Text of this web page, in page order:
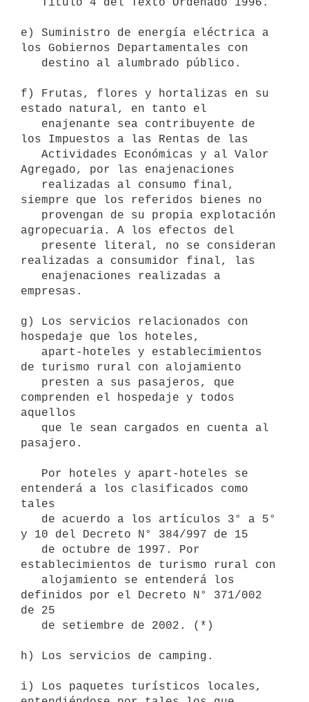
e) Suministro de energía eléctrica a
los Gobiernos Departamentales con
f) Frutas, flores y hortalizas en su
estado natural, en tanto el
los Impuestos a las Rentas de las
Agregado, por las enajenaciones
siempre que los referidos bienes no
agropecuaria. A los efectos del
realizadas a consumidor final, las
empresas.
g) Los servicios relacionados con
hospedaje que los hoteles,
de turismo rural con alojamiento
comprenden el hospedaje y todos
aquellos
pasajero.
entenderá a los clasificados como
tales
y 10 del Decreto N° 384/997 de 15
establecimientos de turismo rural con
definidos por el Decreto N° 371/002
de 25
h) Los servicios de camping.
i) Los paquetes turísticos locales,